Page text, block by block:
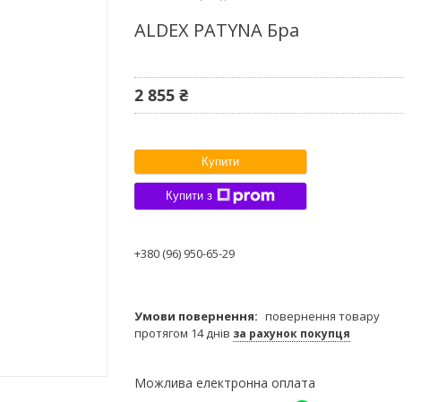
ALDEX PATYNA Бра
2 855 ₴
Купити
Купити з
+380 (96) 950-65-29
повернення товару
протягом 14 днів за рахунок покупця